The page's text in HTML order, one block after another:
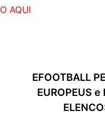
AQUI
EFOOTBALL
EUROPEUS e